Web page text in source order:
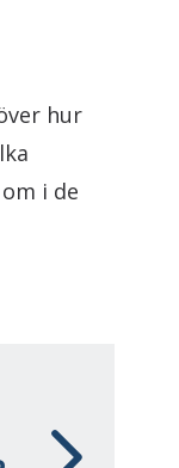
hur
i de